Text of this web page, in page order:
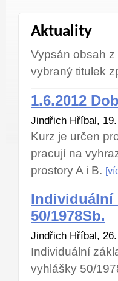
Aktuality
Vypsán obsah z
vybraný titulek
1.6.2012
Jindřich Hříbal,
Kurz je určen
pracují na
prostory A i B.
Individuální
50/1978Sb.
Jindřich Hříbal,
Individuální
vyhlášky 50/